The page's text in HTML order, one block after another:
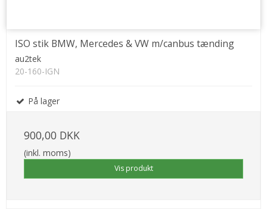
ISO stik BMW, Mercedes & VW m/canbus tænding
au2tek
20-160-IGN
På lager
900,00 DKK
(inkl. moms)
Vis produkt